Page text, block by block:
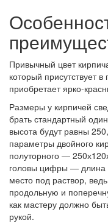
Привычный цвет
который присутствует
приобретает ярко-
Размеры у кирпичей
брать стандартный
высота будут равны
параметры двойного
полуторного —
головы цифры — длина
место под раствор,
продольную и
как мастеру должно
рукой.